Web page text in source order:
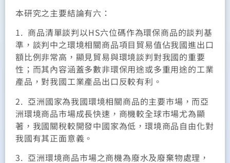
本研究之主要結論有六：
1. 商品清單談判以HS六位碼作為環保商品的談判基
準，談判中之環境相關商品項目貿易值佔我國進出口
額比例非常高，顯見貿易與環境談判對我國的重要
性；而其內容涵蓋多數非環保用途或多重用途的工業
產品，對我國工業產品出口反較有利。
2. 亞洲國家為我國環境相關商品的主要市場，而亞
洲環境商品市場成長快速，商機較全球市場尤為顯
著，我國關稅較開發中國家為低，環境商品自由化對
我國有其正面意義。
3. 亞洲環境商品市場之商機為廢水及廢棄物處理，